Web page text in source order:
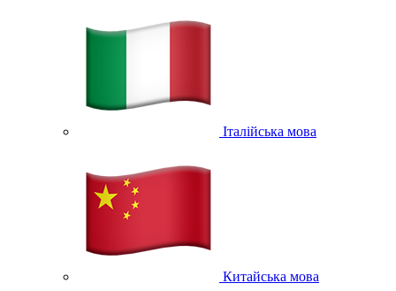
Італійська мова
Китайська мова